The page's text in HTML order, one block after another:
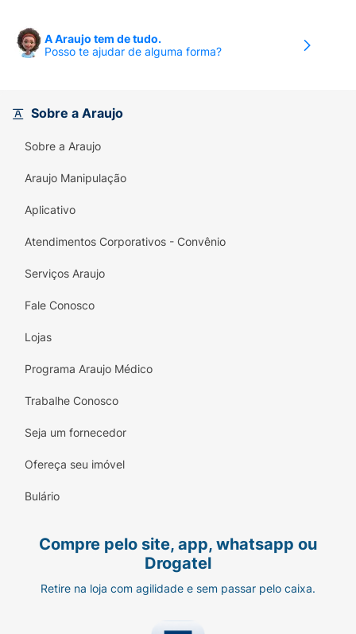
A Araujo tem de tudo.
Posso te ajudar de alguma forma?
Sobre a Araujo
Sobre a Araujo
Araujo Manipulação
Aplicativo
Atendimentos Corporativos - Convênio
Serviços Araujo
Fale Conosco
Lojas
Programa Araujo Médico
Trabalhe Conosco
Seja um fornecedor
Ofereça seu imóvel
Bulário
Compre pelo site, app, whatsapp ou
Drogatel
Retire na loja com agilidade e sem passar pelo caixa.